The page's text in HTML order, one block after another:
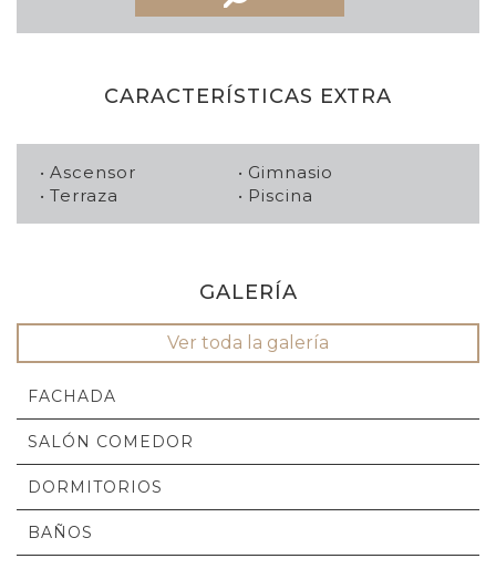
CARACTERÍSTICAS EXTRA
Ascensor
Gimnasio
Terraza
Piscina
GALERÍA
Ver toda la galería
FACHADA
SALÓN COMEDOR
DORMITORIOS
BAÑOS